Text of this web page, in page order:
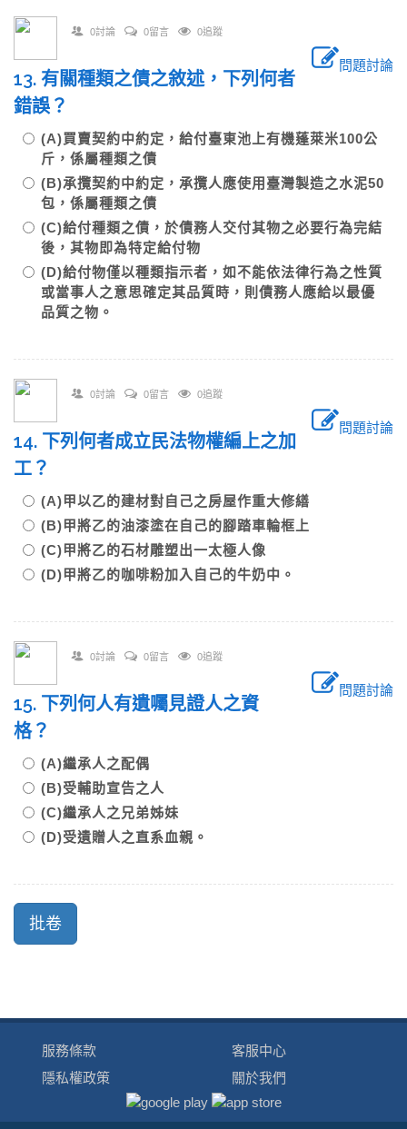
0討論 0留言 0追蹤
問題討論
13. 有關種類之債之敘述，下列何者
錯誤？
(A)買賣契約中約定，給付臺東池上有機蓬萊米100公
斤，係屬種類之債
(B)承攬契約中約定，承攬人應使用臺灣製造之水泥50
包，係屬種類之債
(C)給付種類之債，於債務人交付其物之必要行為完結
後，其物即為特定給付物
(D)給付物僅以種類指示者，如不能依法律行為之性質
或當事人之意思確定其品質時，則債務人應給以最優
品質之物。
0討論 0留言 0追蹤
問題討論
14. 下列何者成立民法物權編上之加
工？
(A)甲以乙的建材對自己之房屋作重大修繕
(B)甲將乙的油漆塗在自己的腳踏車輪框上
(C)甲將乙的石材雕塑出一太極人像
(D)甲將乙的咖啡粉加入自己的牛奶中。
0討論 0留言 0追蹤
問題討論
15. 下列何人有遺囑見證人之資
格？
(A)繼承人之配偶
(B)受輔助宣告之人
(C)繼承人之兄弟姊妹
(D)受遺贈人之直系血親。
服務條款
隱私權政策
客服中心
關於我們